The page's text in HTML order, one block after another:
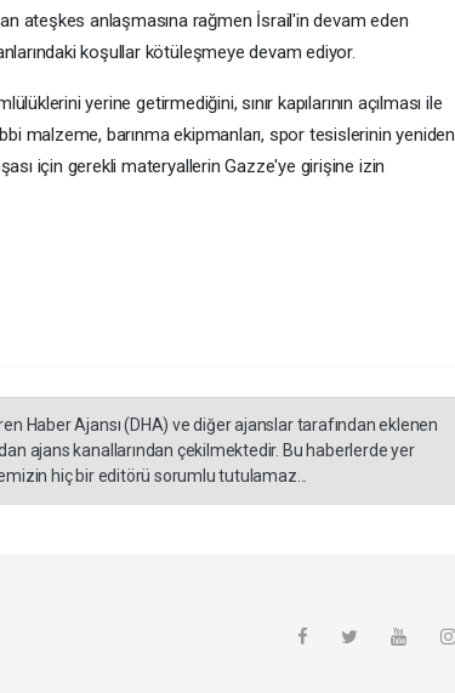
ateşkes anlaşmasına rağmen İsrail'in devam eden
koşullar kötüleşmeye devam ediyor.
yerine getirmediğini, sınır kapılarının açılması ile
malzeme, barınma ekipmanları, spor tesislerinin yeniden
için gerekli materyallerin Gazze'ye girişine izin
Haber Ajansı (DHA) ve diğer ajanslar tarafından eklenen
ajans kanallarından çekilmektedir. Bu haberlerde yer
hiç bir editörü sorumlu tutulamaz...